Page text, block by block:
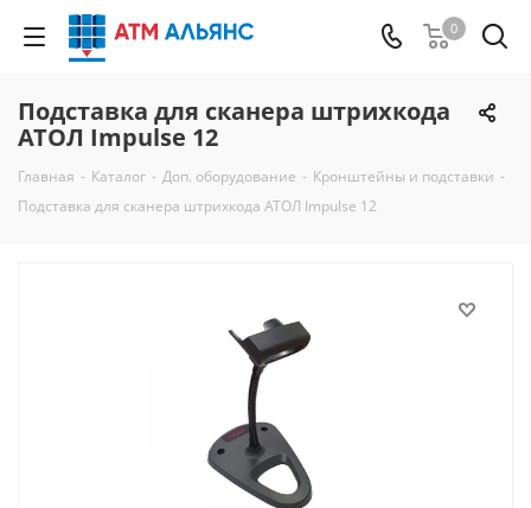
0
Подставка для сканера штрихкода
АТОЛ Impulse 12
Главная - Каталог - Доп. оборудование - Кронштейны и подставки -
Подставка для сканера штрихкода АТОЛ Impulse 12